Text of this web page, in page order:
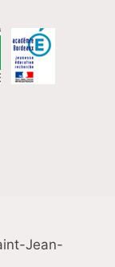
Jean-